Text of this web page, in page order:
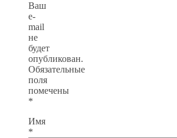
Ваш
e-
mail
не
будет
опубликован.
Обязательные
поля
помечены
*
Имя
*